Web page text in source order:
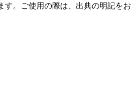
。ご使用の際は、出典の明記をお